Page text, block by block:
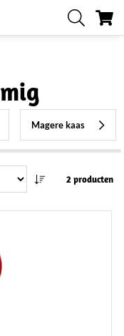
Magere kaas
2 producten